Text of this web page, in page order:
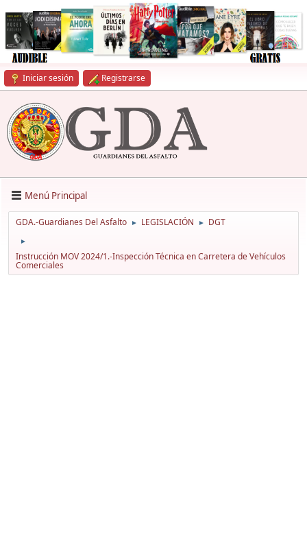
Iniciar sesión Registrarse
Menú Principal
GDA.-Guardianes Del Asfalto ► LEGISLACIÓN ► DGT
►
Instrucción MOV 2024/1.-Inspección Técnica en Carretera de Vehículos
Comerciales